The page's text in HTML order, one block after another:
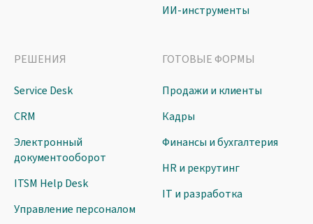
ИИ-инструменты
РЕШЕНИЯ
Service Desk
CRM
Электронный
документооборот
ITSM Help Desk
Управление персоналом
ГОТОВЫЕ ФОРМЫ
Продажи и клиенты
Кадры
Финансы и бухгалтерия
HR и рекрутинг
IT и разработка